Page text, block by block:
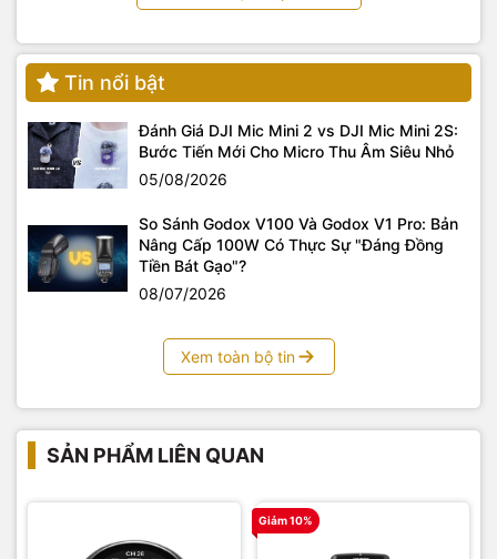
Yến Tâm Camerachuyên cung cấp các loại micro thu âm
chính hãng – Luôn có nhiều ưu đãi khủng cho các dòng
Saramonic , sony , Boya
Tin nổi bật
Đánh Giá DJI Mic Mini 2 vs DJI Mic Mini 2S:
Bước Tiến Mới Cho Micro Thu Âm Siêu Nhỏ
05/08/2026
So Sánh Godox V100 Và Godox V1 Pro: Bản
Nâng Cấp 100W Có Thực Sự "Đáng Đồng
Tiền Bát Gạo"?
08/07/2026
Xem toàn bộ tin
SẢN PHẨM LIÊN QUAN
Giảm 10%